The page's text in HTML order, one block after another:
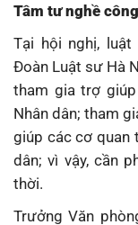
Tâm tư nghề
Tại hội nghị, luật
Đoàn Luật sư Hà
tham gia trợ
Nhân dân; tham
giúp các cơ quan
dân; vì vậy, cần
thời.
Trưởng Văn